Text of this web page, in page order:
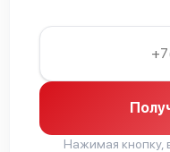
Нажимая кнопку,